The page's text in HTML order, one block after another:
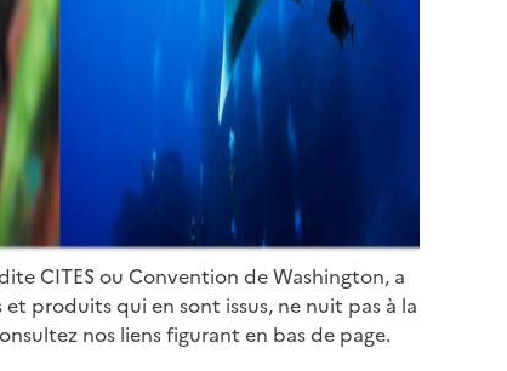
CITES ou Convention de Washington, a
produits qui en sont issus, ne nuit pas à la
nos liens figurant en bas de page.